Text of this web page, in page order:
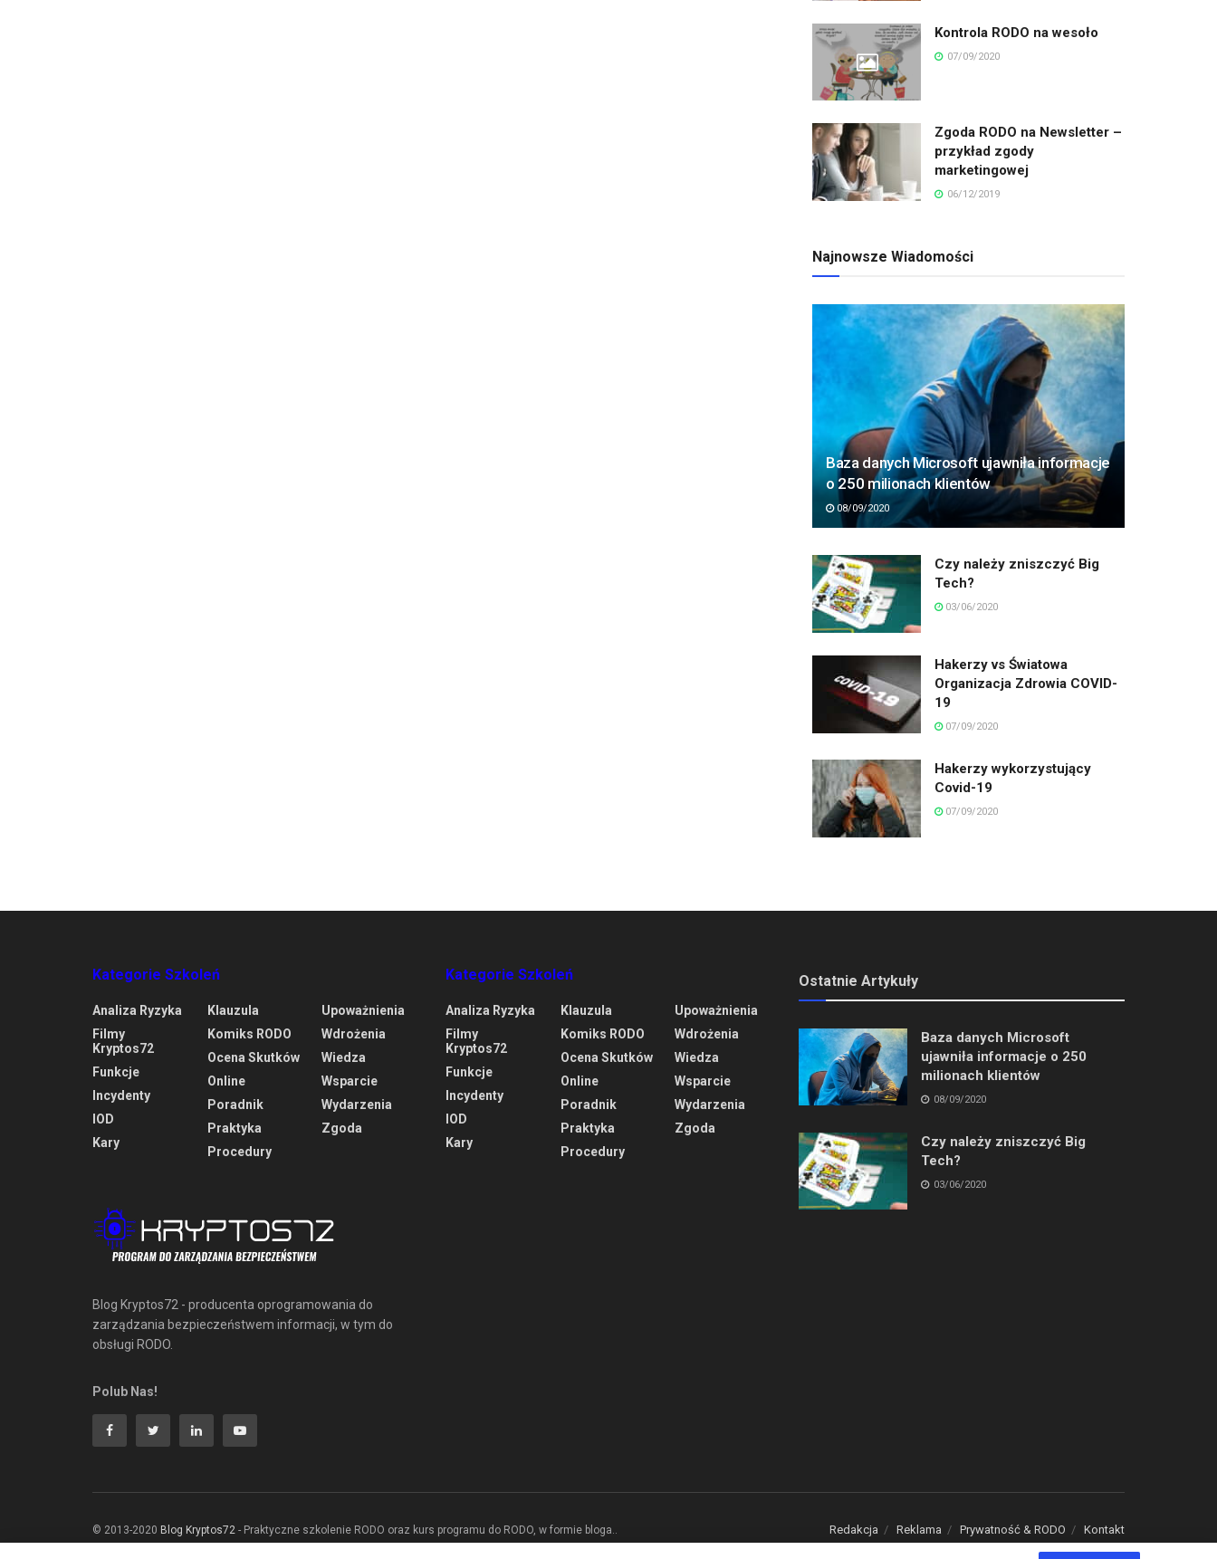
Kontrola RODO na wesoło
07/09/2020
Zgoda RODO na Newsletter –
przykład zgody
marketingowej
06/12/2019
Najnowsze Wiadomości
Baza danych Microsoft ujawniła informacje
o 250 milionach klientów
08/09/2020
Czy należy zniszczyć Big
Tech?
03/06/2020
Hakerzy vs Światowa
Organizacja Zdrowia COVID-
19
07/09/2020
Hakerzy wykorzystujący
Covid-19
07/09/2020
Kategorie Szkoleń
Analiza Ryzyka
Filmy
Kryptos72
Funkcje
Incydenty
IOD
Kary
Klauzula
Komiks RODO
Ocena Skutków
Online
Poradnik
Praktyka
Procedury
Upoważnienia
Wdrożenia
Wiedza
Wsparcie
Wydarzenia
Zgoda
Blog Kryptos72 - producenta oprogramowania do
zarządzania bezpieczeństwem informacji, w tym do
obsługi RODO.
Polub Nas!
Kategorie Szkoleń
Analiza Ryzyka
Filmy
Kryptos72
Funkcje
Incydenty
IOD
Kary
Klauzula
Komiks RODO
Ocena Skutków
Online
Poradnik
Praktyka
Procedury
Upoważnienia
Wdrożenia
Wiedza
Wsparcie
Wydarzenia
Zgoda
Ostatnie Artykuły
Baza danych Microsoft
ujawniła informacje o 250
milionach klientów
08/09/2020
Czy należy zniszczyć Big
Tech?
03/06/2020
Redakcja Reklama Prywatność & RODO Kontakt
© 2013-2020 Blog Kryptos72 - Praktyczne szkolenie RODO oraz kurs programu do RODO, w formie bloga.